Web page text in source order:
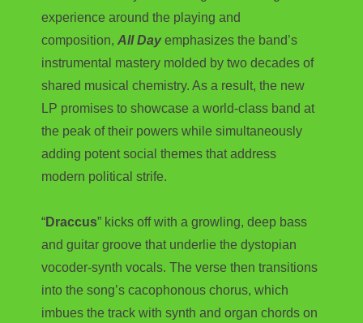
experience around the playing and
composition, All Dayemphasizes the band’s
instrumental mastery molded by two decades of
shared musical chemistry. As a result, the new
LP promises to showcase a world-class band at
the peak of their powers while simultaneously
adding potent social themes that address
modern political strife.
“Draccus” kicks off with a growling, deep bass
and guitar groove that underlie the dystopian
vocoder-synth vocals. The verse then transitions
into the song’s cacophonous chorus, which
imbues the track with synth and organ chords on